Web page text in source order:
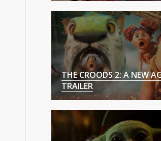
THE CROODS 2: A NEW
TRAILER